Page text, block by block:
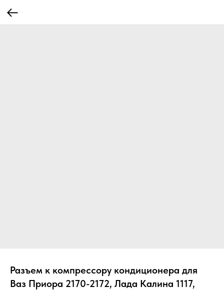
Разъем к компрессору кондиционера для
Ваз Приора 2170-2172, Лада Калина 1117,